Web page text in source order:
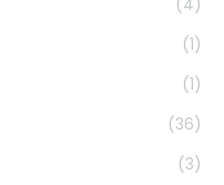
(1)
(1)
(36)
(3)